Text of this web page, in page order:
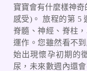
寶寶會有什麼樣神
感受)。 旅程的第 5
脊髓、神經、脊柱
運作。您雖然看不
始出現懷孕初期的
尿，未來數週內還